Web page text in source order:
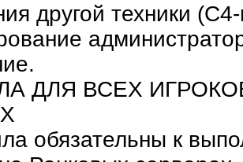
другой техники
ДЛЯ ВСЕХ
обязательны к